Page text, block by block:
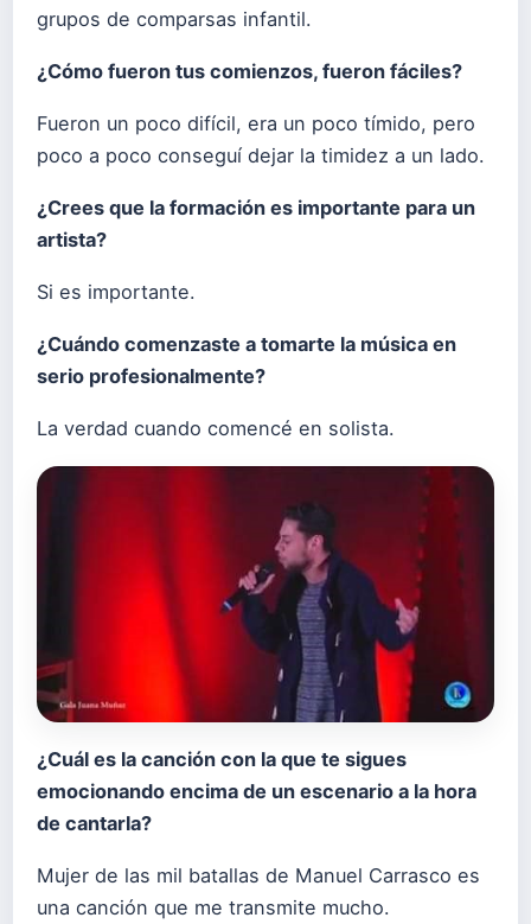
grupos de comparsas infantil.
¿Cómo fueron tus comienzos, fueron fáciles?
Fueron un poco difícil, era un poco tímido, pero
poco a poco conseguí dejar la timidez a un lado.
¿Crees que la formación es importante para un
artista?
Si es importante.
¿Cuándo comenzaste a tomarte la música en
serio profesionalmente?
La verdad cuando comencé en solista.
¿Cuál es la canción con la que te sigues
emocionando encima de un escenario a la hora
de cantarla?
Mujer de las mil batallas de Manuel Carrasco es
una canción que me transmite mucho.